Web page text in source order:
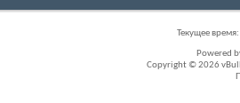
Текущее время:
Powered
Copyright © 2026